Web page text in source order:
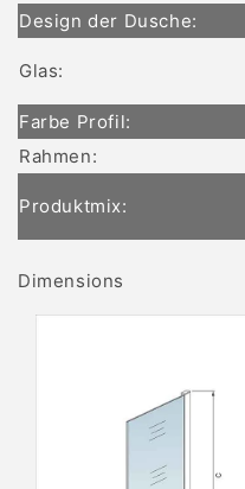
Design der Dusche:
Glas:
Farbe Profil:
Rahmen:
Produktmix:
Dimensions